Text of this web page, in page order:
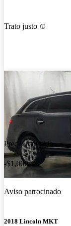
Trato justo
Precio reducido
-$1,000
Aviso patrocinado
2018 Lincoln MKT